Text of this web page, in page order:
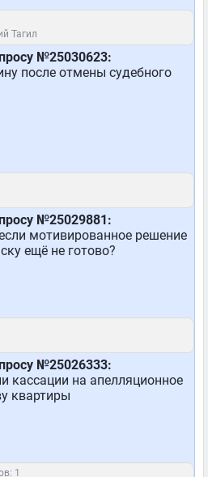
Тагил
№25030623:
после отмены судебного
№25029881:
мотивированное решение
ещё не готово?
№25026333:
кассации на апелляционное
квартиры
1